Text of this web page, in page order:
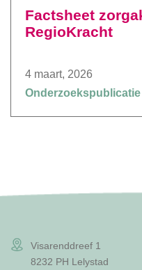
Factsheet
RegioKracht
4 maart, 2026
Onderzoekspublicatie
Visarenddreef 1
8232 PH Lelystad